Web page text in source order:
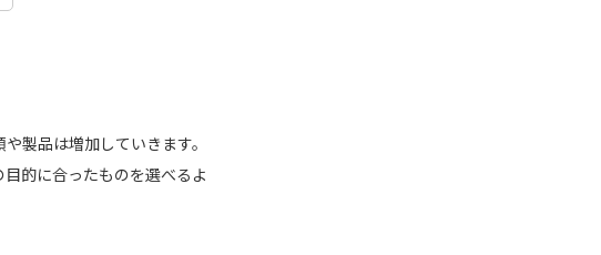
製品は増加していきます。
的に合ったものを選べるよ